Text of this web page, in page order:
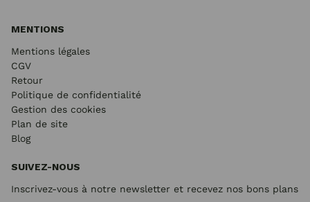
MENTIONS
Mentions légales
CGV
Retour
Politique de confidentialité
Gestion des cookies
Plan de site
Blog
SUIVEZ-NOUS
Inscrivez-vous à notre newsletter et recevez nos bons plans